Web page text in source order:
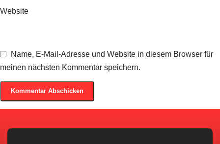
Website
Name, E-Mail-Adresse und Website in diesem Browser für
meinen nächsten Kommentar speichern.